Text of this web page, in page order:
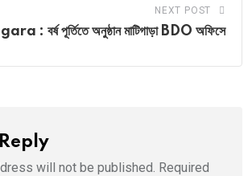
NEXT POST
: বর্ষ পূর্তিতে অনুষ্ঠান মাটিগাড়া BDO অফিসে
will not be published. Required